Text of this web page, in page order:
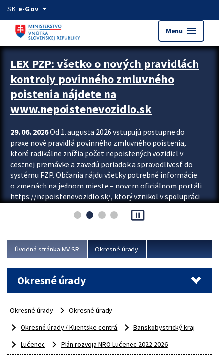
Preskocit na hlavný obsah
SK e-Govarrow_drop_down
Menu menu
Zastavit automatický posun upútavok
LEX PZP: všetko o nových pravidlách
kontroly povinného zmluvného
poistenia nájdete na
www.nepoistenevozidlo.sk
29. 06. 2026Od 1. augusta 2026 vstupujú postupne do
praxe nové pravidlá povinného zmluvného poistenia,
ktoré radikálne znížia počet nepoistených vozidiel v
cestnej premávke a zavedú poriadok a spravodlivosť do
systému PZP. Občania nájdu všetky potrebné informácie
o zmenách na jednom mieste – novom oficiálnom portáli
https://nepoistenevozidlo.sk/, ktorý vznikol v spolupráci
asociácie poisťovní (SLASPO) a Ministerstva vnútra SR.
Viac
pause_presentation
Úvodná stránka MV SR Okresné úrady
Okresné úrady
Okresné úrady
Okresné úrady
Okresné úrady / Klientske centrá
Banskobystrický kraj
Lučenec
Plán rozvoja NRO Lučenec 2022-2026